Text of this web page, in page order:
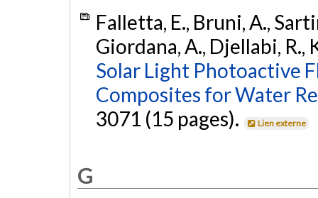
Falletta, E., Bruni, A.,
Giordana, A., Djellabi, R.,
Solar Light Photoactive
Composites for Water
3071 (15 pages).
Lien externe
G